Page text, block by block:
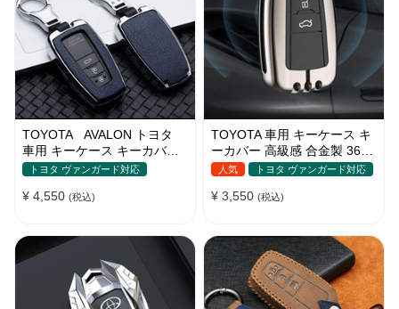
TOYOTA AVALON トヨタ
車用 キーケース キーカバー
高級感 軽量 光沢感
トヨタ ヴァンガード対応
¥ 4,550 (税込)
TOYOTA 車用 キーケース キ
ーカバー 高級感 合金製 360
度ボタン保護 全面保護 亜鉛
ット感
人気 トヨタ ヴァンガード対応
¥ 3,550 (税込)